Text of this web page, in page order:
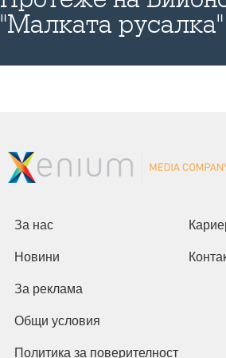
"Малката русалка"
За нас
Новини
За реклама
Общи условия
Политика за поверителност